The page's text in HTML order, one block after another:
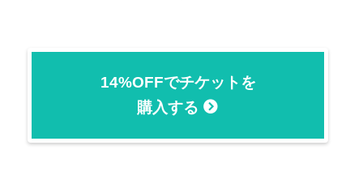
14%OFFでチケットを
購入する